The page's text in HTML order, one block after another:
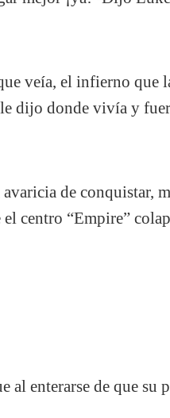
veía, el infierno que
le dijo donde vivía y
de conquistar,
centro “Empire”
al enterarse de que su